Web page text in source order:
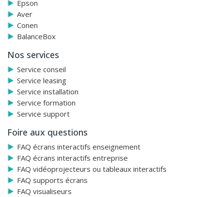
Epson
Aver
Conen
BalanceBox
Nos services
Service conseil
Service leasing
Service installation
Service formation
Service support
Foire aux questions
FAQ écrans interactifs enseignement
FAQ écrans interactifs entreprise
FAQ vidéoprojecteurs ou tableaux interactifs
FAQ supports écrans
FAQ visualiseurs